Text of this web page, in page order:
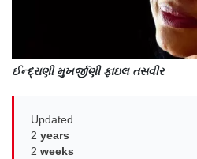
ઈન્દ્રાણી મુખર્જીણી ફાઇલ તસવીર
Updated
2 years
2 weeks